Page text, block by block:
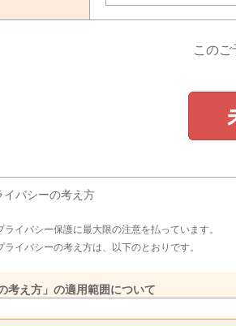
このご
バシーの考え方
ライバシー保護に最大限の注意を払っています。
ライバシーの考え方は、以下のとおりです。
考え方」の適用範囲について